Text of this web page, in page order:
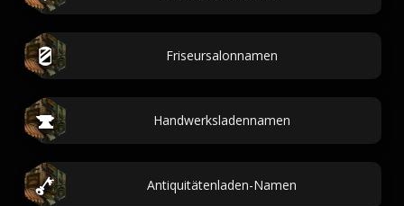
Friseursalonnamen
Handwerksladennamen
Antiquitätenladen-Namen